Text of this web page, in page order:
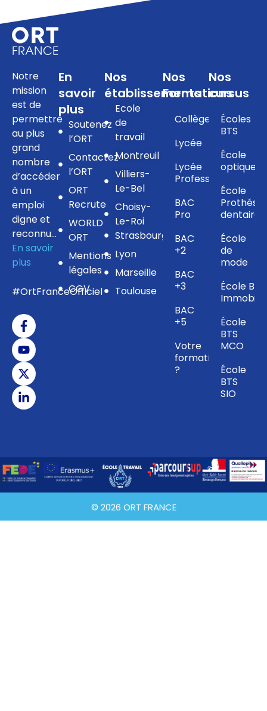
Notre
mission
est de
permettre
au plus
grand
nombre
d’accéder
à un
emploi
digne et
reconnu…
En savoir
plus
#OrtFranceOfficiel
En
savoir
plus
Soutenez
l’ORT
Contactez
l’ORT
ORT
Recrute
WORLD
ORT
Mentions
légales
CGV
Nos
établissements
Ecole
de
travail
Montreuil
Villiers-
Le-Bel
Choisy-
Le-Roi
Strasbourg
Lyon
Marseille
Toulouse
Nos
Formations
Collège
Lycée
Lycée
Professionnel
BAC
Pro
BAC
+2
BAC
+3
BAC
+5
Votre
formation
?
Nos
cursus
Écoles
BTS
École
optique
École
dentaire
École
de
mode
École BTS
École
BTS
MCO
École
BTS
SIO
© 2026 ORT FRANCE